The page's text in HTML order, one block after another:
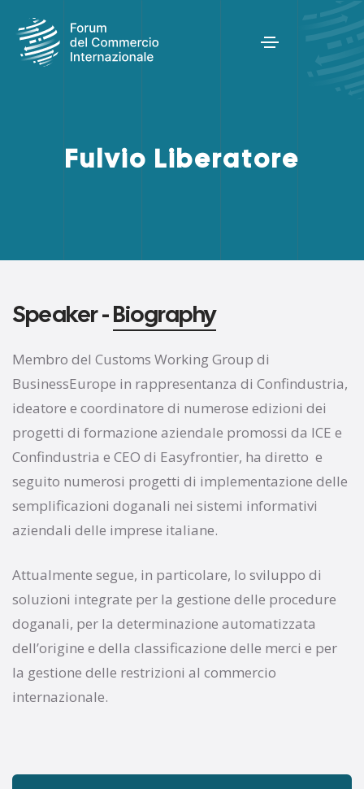
Fulvio Liberatore
Speaker -Biography
Membro del Customs Working Group di
BusinessEurope in rappresentanza di Confindustria,
ideatore e coordinatore di numerose edizioni dei
progetti di formazione aziendale promossi da ICE e
Confindustria e CEO di Easyfrontier, ha diretto e
seguito numerosi progetti di implementazione delle
semplificazioni doganali nei sistemi informativi
aziendali delle imprese italiane.
Attualmente segue, in particolare, lo sviluppo di
soluzioni integrate per la gestione delle procedure
doganali, per la determinazione automatizzata
dell’origine e della classificazione delle merci e per
la gestione delle restrizioni al commercio
internazionale.